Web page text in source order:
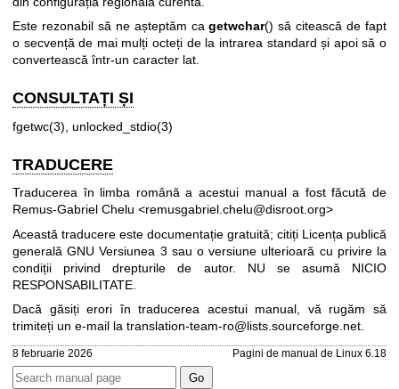
Este rezonabil să ne așteptăm cagetwchar() să citească de fapt
o secvență de mai mulți octeți de la intrarea standard și apoi să o
convertească într-un caracter lat.
CONSULTAȚI ȘI
fgetwc(3) unlocked_stdio(3)
TRADUCERE
Traducerea în limba română a acestui manual a fost făcută de
Remus-Gabriel Chelu <remusgabriel.chelu@disroot.org>
Această traducere este documentație gratuită; citiți Licența publică
generală GNU Versiunea 3 sau o versiune ulterioară cu privire la
condiții privind drepturile de autor. NU se asumă NICIO
RESPONSABILITATE.
Dacă găsiți erori în traducerea acestui manual, vă rugăm să
trimiteți un e-mail la translation-team-ro@lists.sourceforge.net
8 februarie 2026 Pagini de manual de Linux 6.18